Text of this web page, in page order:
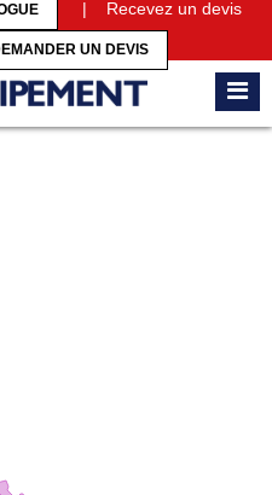
| Recevez un devis
UN DEVIS